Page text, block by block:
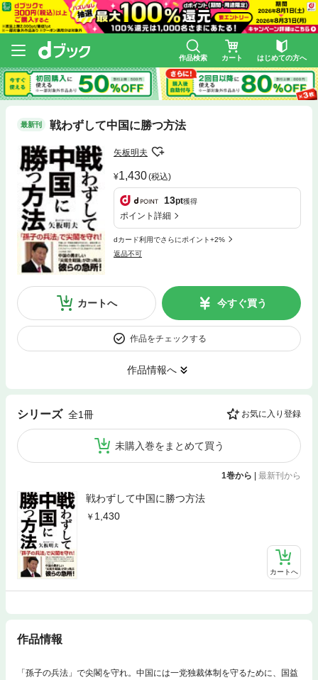
作品検索 カート はじめての方へ
最新刊 戦わずして中国に勝つ方法
矢板明夫
1,430(税込)
13pt獲得
ポイント詳細
dカード利用でさらにポイント+2%
返品不可
カートへ 今すぐ買う
作品をチェックする
作品情報へ
シリーズ 全1冊 お気に入り登録
未購入巻をまとめて買う
1巻から 最新刊から
戦わずして中国に勝つ方法
1,430
カートへ
作品情報
「孫子の兵法」で尖閣を守れ。中国には一党独裁体制を守るために、国益